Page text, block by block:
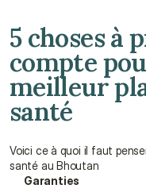
5 choses à
compte
meilleur
santé
Voici ce à quoi il faut
santé au Bhoutan
Garanties